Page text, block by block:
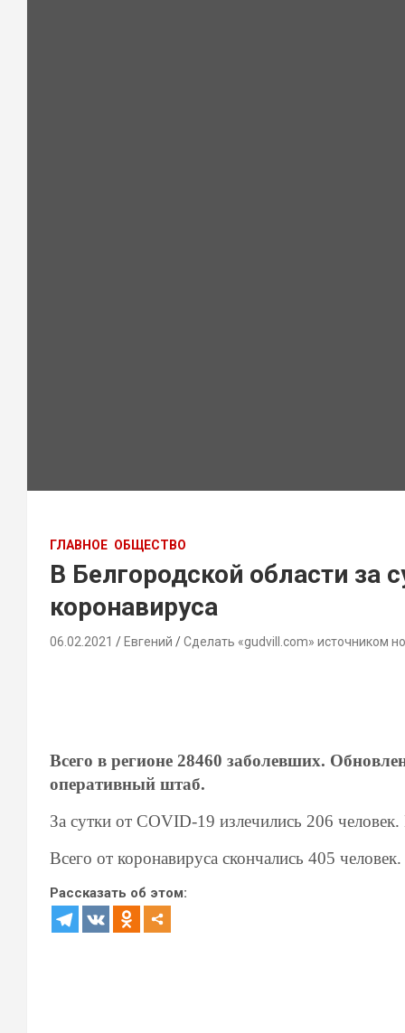
ГЛАВНОЕ ОБЩЕСТВО
В Белгородской области за
коронавируса
06.02.2021 Евгений Сделать «gudvill.com» источником
Всего в регионе 28460 заболевших.
оперативный штаб.
За сутки от COVID-19 излечились 206
Всего от коронавируса скончались 405
Рассказать об этом: